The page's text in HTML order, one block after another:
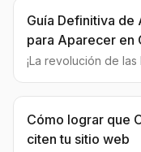
Guía Definitiva de
para Aparecer en
¡La revolución de
Cómo lograr que
citen tu sitio web